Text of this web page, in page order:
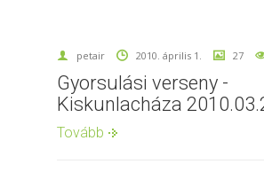
petair 2010. április 1. 27
Gyorsulási verseny -
Kiskunlacháza
Tovább